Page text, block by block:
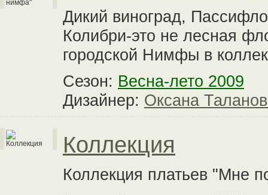
Дикий виноград,
Колибри-это не лесная
городской Нимфы в
Сезон: Весна-лето 2009
Дизайнер: Оксана
Коллекция
Коллекция платьев "Мне